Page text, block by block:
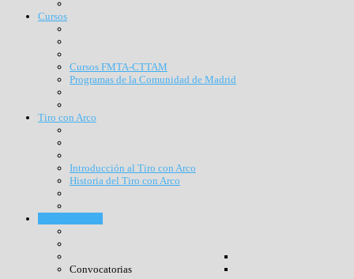
Cursos
Cursos FMTA-CTTAM
Programas de la Comunidad de Madrid
Tiro con Arco
Introducción al Tiro con Arco
Historia del Tiro con Arco
Convocatorias